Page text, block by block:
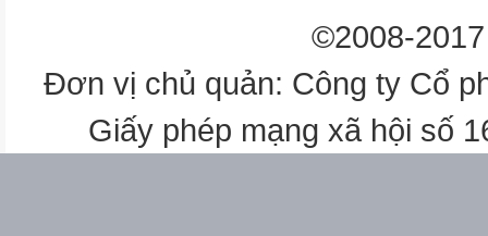
©2008-
Đơn vị chủ quản: Công ty Cổ
Giấy phép mạng xã hội số